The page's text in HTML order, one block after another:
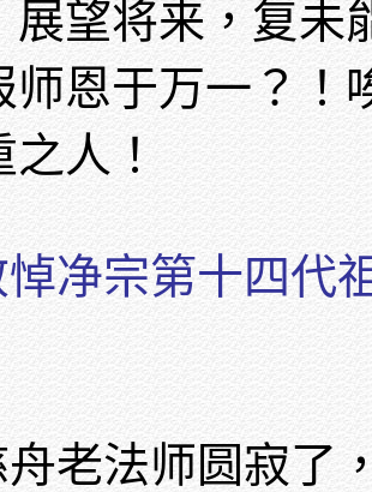
展望将来，复未
师恩于万一？！
之人！
悼净宗第十四代
舟老法师圆寂了